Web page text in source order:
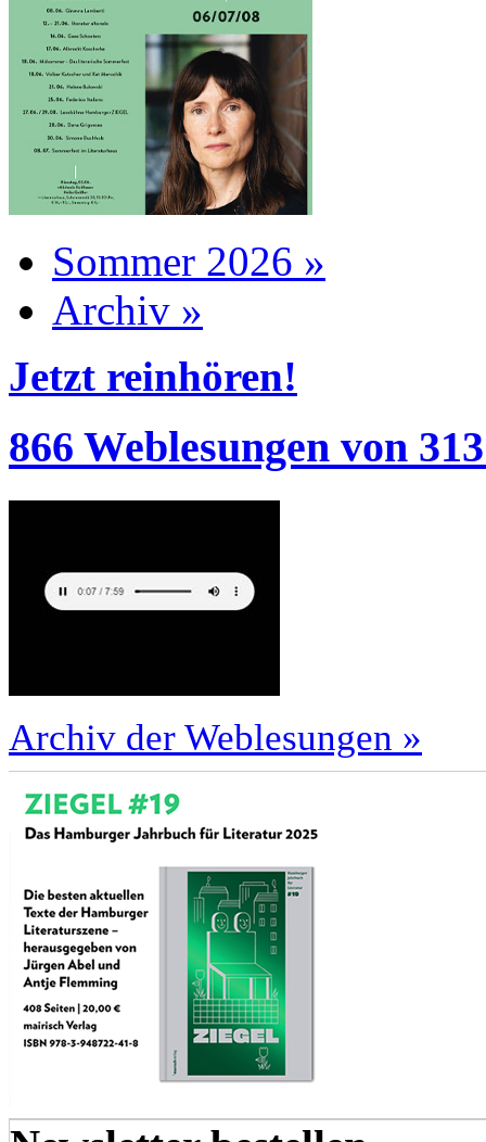
Sommer 2026 »
Archiv »
Jetzt reinhören!
866 Weblesungen von
Archiv der Weblesungen »